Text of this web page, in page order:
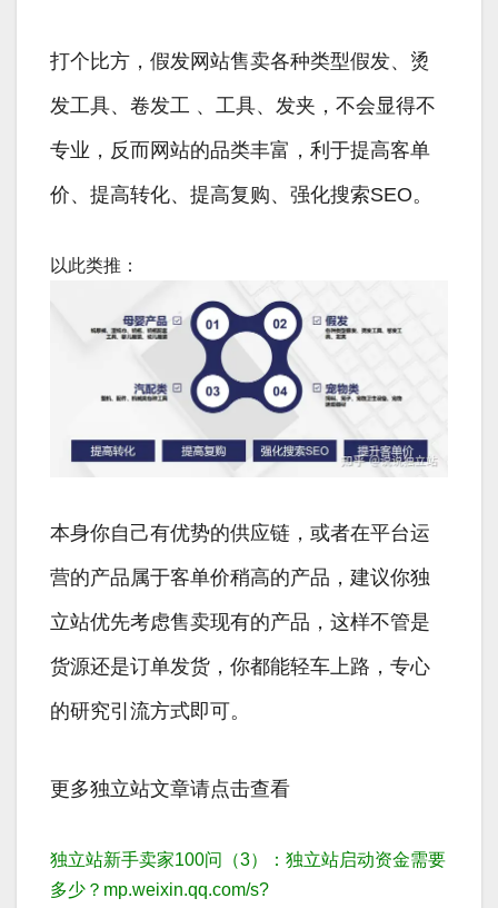
打个比方，假发网站售卖各种类型假发、烫
发工具、卷发工 、工具、发夹，不会显得不
专业，反而网站的品类丰富，利于提高客单
价、提高转化、提高复购、强化搜索SEO。
以此类推：
本身你自己有优势的供应链，或者在平台运
营的产品属于客单价稍高的产品，建议你独
立站优先考虑售卖现有的产品，这样不管是
货源还是订单发货，你都能轻车上路，专心
的研究引流方式即可。
更多独立站文章请点击查看
独立站新手卖家100问（3）：独立站启动资金需要
多少？ mp.weixin.qq.com/s?